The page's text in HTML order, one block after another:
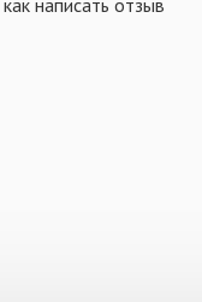
написать отзыв